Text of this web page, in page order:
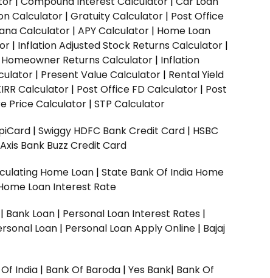
Calculator | Gratuity Calculator | Post Office
Calculator | APY Calculator | Home Loan
| Inflation Adjusted Stock Returns Calculator |
Returns Calculator | Inflation
| Present Value Calculator | Rental Yield
Calculator | Post Office FD Calculator | Post
Price Calculator | STP Calculator
| Swiggy HDFC Bank Credit Card | HSBC
Axis Bank Buzz Credit Card
Home Loan | State Bank Of India Home
Loan Interest Rate
| Bank Loan | Personal Loan Interest Rates |
Loan | Personal Loan Apply Online | Bajaj
India | Bank Of Baroda | Yes Bank| Bank Of